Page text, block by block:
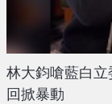
林大鈞嗆藍白
回掀暴動